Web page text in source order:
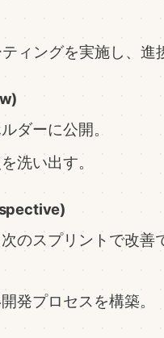
ィングを実施し、進
ダーに公開。
洗い出す。
のスプリントで改善
発プロセスを構築。